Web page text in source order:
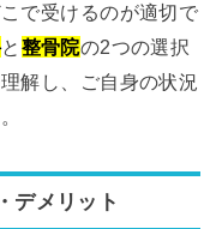
で受けるのが適切で
と 整骨院の2つの選択
解し、ご自身の状況
デメリット